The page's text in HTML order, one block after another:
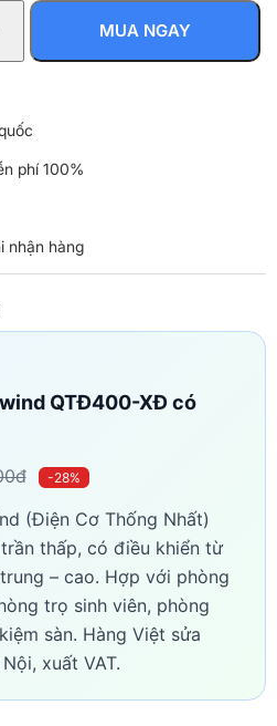
MUA NGAY
phí 100%
nhận hàng
QTĐ400-XĐ có
-28%
(Điện Cơ Thống Nhất)
thấp, có điều khiển từ
– cao. Hợp với phòng
trọ sinh viên, phòng
sàn. Hàng Việt sửa
xuất VAT.